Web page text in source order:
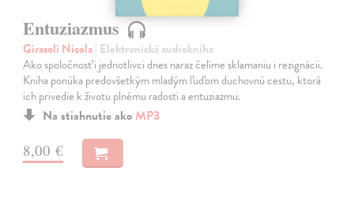
Entuziazmus
Girasoli Nicola| Elektronická audiokniha
Ako spoločnosť i jednotlivci dnes naraz čelíme sklamaniu i rezignácii.
Kniha ponúka predovšetkým mladým ľuďom duchovnú cestu, ktorá
ich privedie k životu plnému radosti a entuziazmu.
Na stiahnutie ako MP3
8,00 €